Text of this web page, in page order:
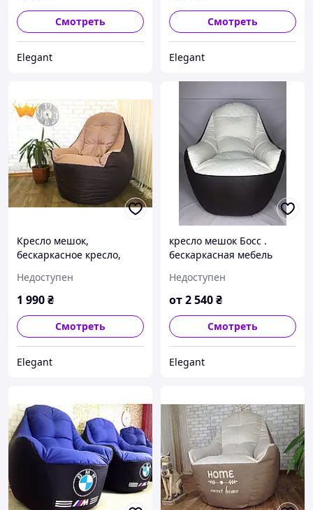
Смотреть
Elegant
Смотреть
Elegant
Кресло мешок,
бескаркасное кресло,
ХХЛ, Производство
Недоступен
1 990₴
Смотреть
Elegant
кресло мешок Босс .
бескаркасная мебель
Недоступен
от2 540₴
Смотреть
Elegant